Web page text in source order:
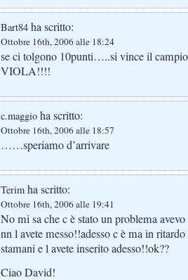
Bart84 ha scritto:
Ottobre 16th, 2006 alle 18:24
se ci tolgono 10punti…..si vince il
VIOLA!!!!
c.maggio ha scritto:
Ottobre 16th, 2006 alle 18:57
……speriamo d’arrivare
Terim ha scritto:
Ottobre 16th, 2006 alle 19:41
No mi sa che c è stato un problema
nn l avete messo!!adesso c è ma in
stamani e l avete inserito adesso!!ok??
Ciao David!